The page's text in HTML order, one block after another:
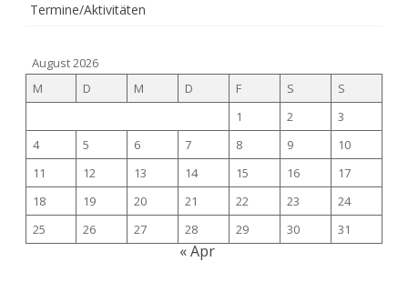
Termine/Aktivitäten
August 2026
M
D M D F S
S
1
2
3
4
5 6 7 8 9
10
11
12 13 14 15 16
17
18
19 20 21 22 23
24
25
26 27 28 29 30 31
« Apr